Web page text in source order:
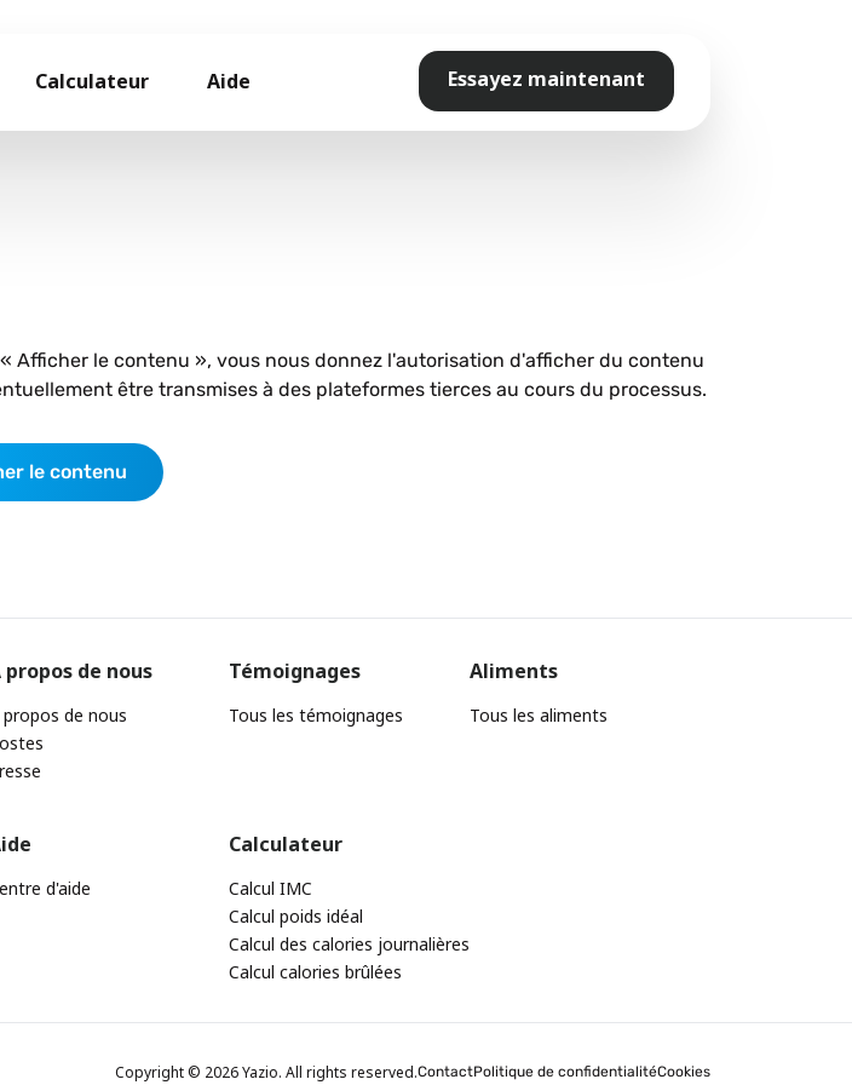
Calculateur Aide Essayez maintenant
Afficher le contenu », vous nous donnez l'autorisation d'afficher du contenu
être transmises à des plateformes tierces au cours du processus.
le contenu
propos de nous
propos de nous
Témoignages
Tous les témoignages
Aliments
Tous les aliments
d'aide
Calculateur
Calcul IMC
Calcul poids idéal
Calcul des calories journalières
Calcul calories brûlées
Copyright © 2026 Yazio. All rights reserved.ContactPolitique de confidentialitéCookies